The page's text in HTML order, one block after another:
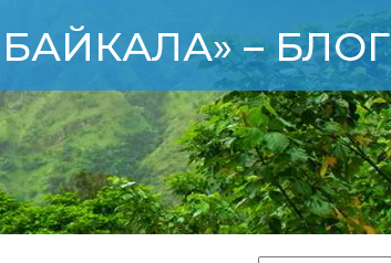
– БЛОГ